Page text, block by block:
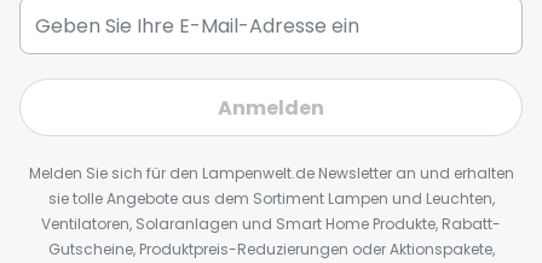
Anmelden
Melden Sie sich für den Lampenwelt.de Newsletter an und erhalten
sie tolle Angebote aus dem Sortiment Lampen und Leuchten,
Ventilatoren, Solaranlagen und Smart Home Produkte, Rabatt-
Gutscheine, Produktpreis-Reduzierungen oder Aktionspakete,